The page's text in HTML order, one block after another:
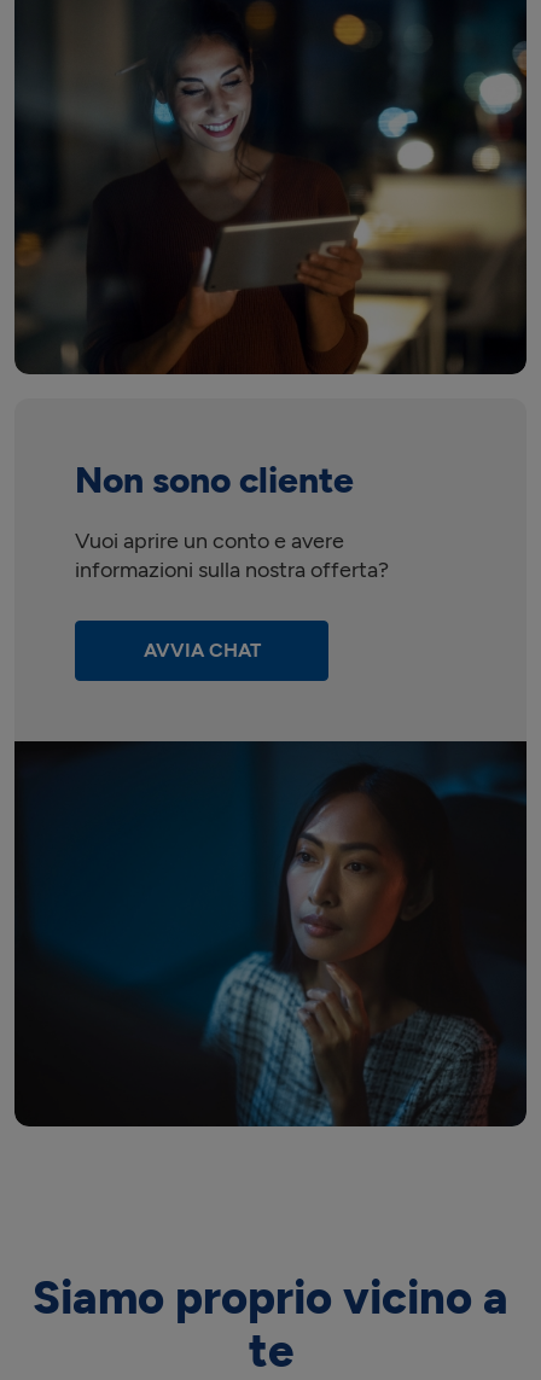
Non sono cliente
Vuoi aprire un conto e avere
informazioni sulla nostra offerta?
AVVIA CHAT
Siamo proprio vicino a
te